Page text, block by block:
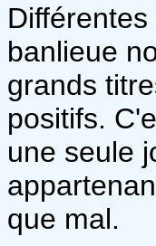
banlieue
grands
positifs.
une seule
que mal.